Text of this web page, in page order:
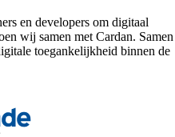
en developers om digitaal
wij samen met Cardan. Samen
toegankelijkheid binnen de